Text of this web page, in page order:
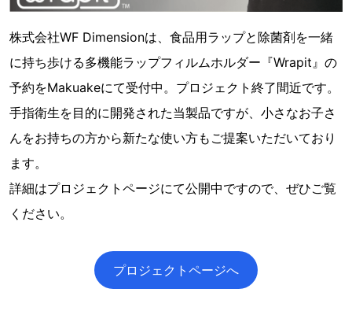
株式会社WF Dimensionは、食品用ラップと除菌剤を一緒
に持ち歩ける多機能ラップフィルムホルダー『Wrapit』の
予約をMakuakeにて受付中。プロジェクト終了間近です。
手指衛生を目的に開発された当製品ですが、小さなお子さ
んをお持ちの方から新たな使い方もご提案いただいており
ます。
詳細はプロジェクトページにて公開中ですので、ぜひご覧
ください。
プロジェクトページへ